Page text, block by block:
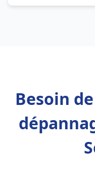
Besoin